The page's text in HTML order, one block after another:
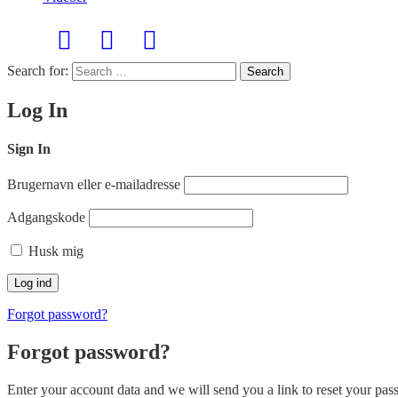
Search for: Search
Log In
Sign In
Brugernavn eller e-mailadresse
Adgangskode
Husk mig
Forgot password?
Forgot password?
Enter your account data and we will send you a link to reset your